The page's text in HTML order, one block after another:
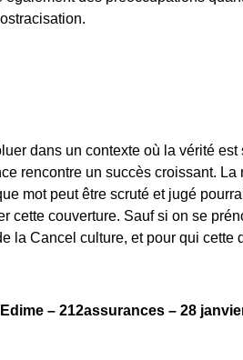
dans un contexte où la vérité est
rencontre un succès croissant.
mot peut être scruté et jugé
cette couverture. Sauf si on se
la Cancel culture, et pour qui cette
– 212assurances – 28